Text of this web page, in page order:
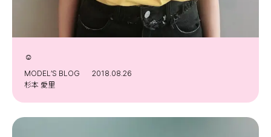
☺︎
MODEL’S BLOG
2018.08.26
杉本 愛里